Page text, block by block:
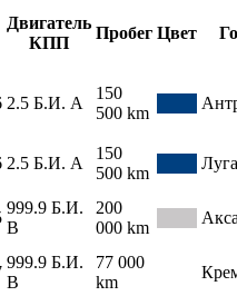
Двигатель
КПП
Пробег Цвет
2.5 Б.И. А
150
500 km
2.5 Б.И. А
150
500 km
999.9 Б.И.
В
200
000 km
999.9 Б.И.
В
77 000
km